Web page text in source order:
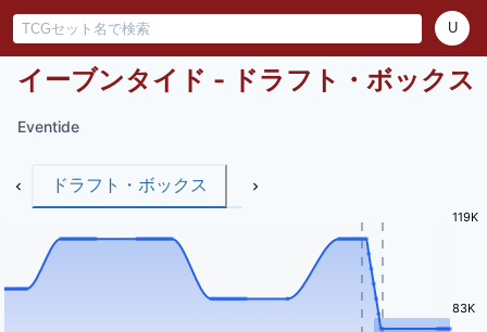
U
イーブンタイド - ドラフト・ボックス
Eventide
ドラフト・ボックス
83K
119K